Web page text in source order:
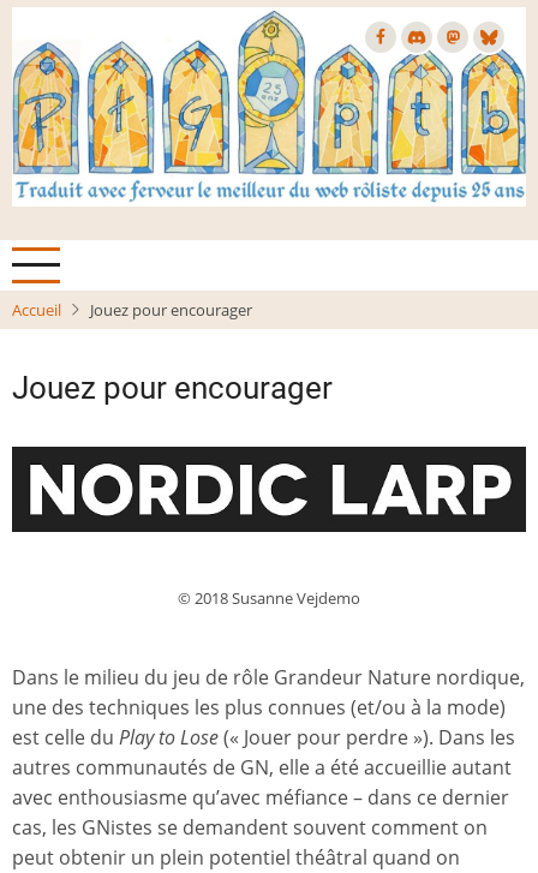
Aller
contenu
principal
Accueil Jouez pour encourager
Jouez pour encourager
© 2018 Susanne Vejdemo
Dans le milieu du jeu de rôle Grandeur Nature nordique,
une des techniques les plus connues (et/ou à la mode)
est celle du Play to Lose(« Jouer pour perdre »). Dans les
autres communautés de GN, elle a été accueillie autant
avec enthousiasme qu’avec méfiance – dans ce dernier
cas, les GNistes se demandent souvent comment on
peut obtenir un plein potentiel théâtral quand on